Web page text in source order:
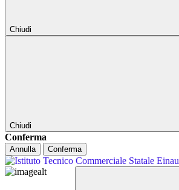
Chiudi
Chiudi
Conferma
Annulla Conferma